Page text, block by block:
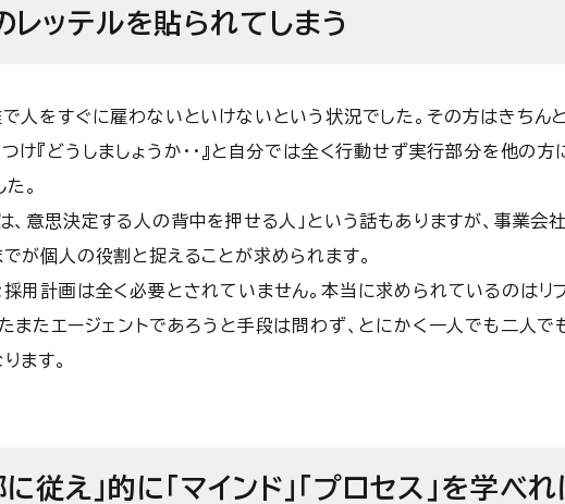
レッテルを貼られてしまう
人をすぐに雇わないといけないという状況でした。 その方はきちん
け『どうしましょうか・・』と自分では全く行動せず実行部分を他の方
。
、意思決定する人の背中を押せる人」という話もありますが、事業会
が個人の役割と捉えることが求められます。
採用計画は全く必要とされていません。本当に求められているのはリ
またエージェントであろうと手段は問わず、とにかく一人でも二人で
ます。
従え」的に「マインド」「プロセス」を学べれ